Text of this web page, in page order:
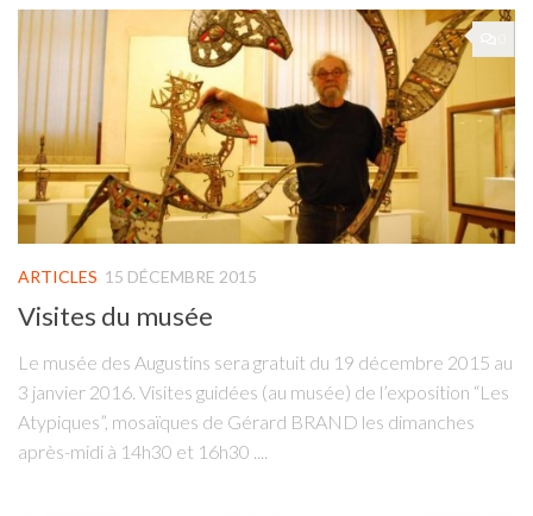
ARTICLES 15 DÉCEMBRE 2015
Visites du musée
Le musée des Augustins sera gratuit du 19 décembre 2015 au
3 janvier 2016. Visites guidées (au musée) de l’exposition “Les
Atypiques”, mosaïques de Gérard BRAND les dimanches
après-midi à 14h30 et 16h30 ....